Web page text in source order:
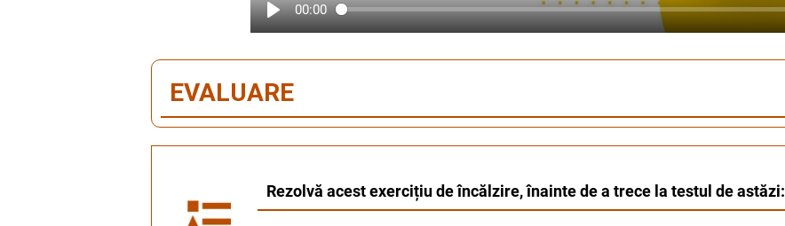
00:00
EVALUARE
Rezolvă acest exercițiu de încălzire, înainte de a trece la testul de astăzi: